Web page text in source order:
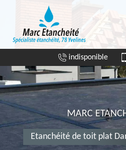
indisponible
MARC
Etanchéité de toit plat